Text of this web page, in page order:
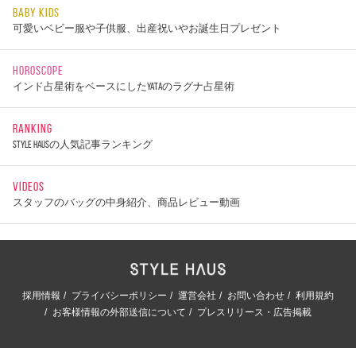
BABY KIDS
可愛いベビー服や子供服、出産祝いやお誕生日プレゼント
HOROSCOPE
インド占星術をベースにしたYATAのラグナ占星術
RANKING
STYLE HAUSの人気記事ランキング
VIDEOS
スタッフのバッグの中身紹介、商品レビュー動画
採用情報 プライバシーポリシー 運営会社 お問い合わせ
利用規約
お客様情報の外部送信について
プレスリリース・広告掲載